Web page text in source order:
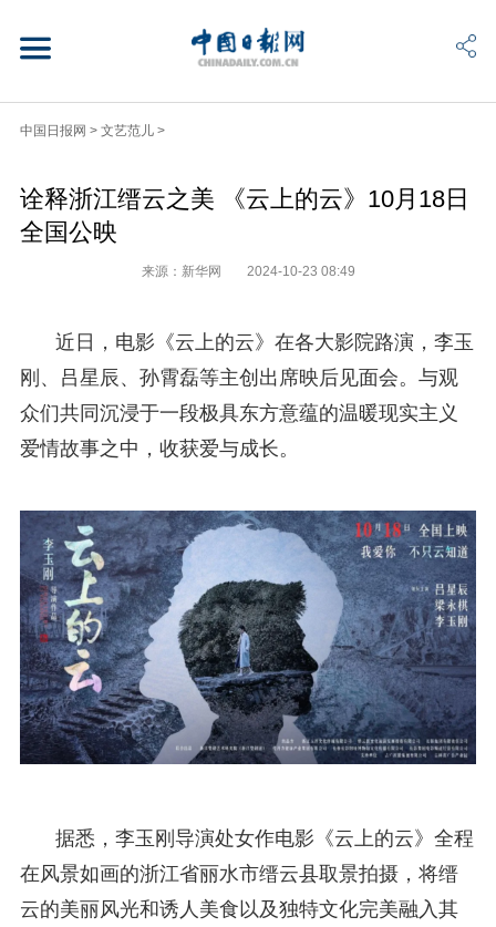
中国日报网 > 文艺范儿>
诠释浙江缙云之美 《云上的云》10月18日
全国公映
来源：新华网 2024-10-23 08:49
近日，电影《云上的云》在各大影院路演，李玉
刚、吕星辰、孙霄磊等主创出席映后见面会。与观
众们共同沉浸于一段极具东方意蕴的温暖现实主义
爱情故事之中，收获爱与成长。
据悉，李玉刚导演处女作电影《云上的云》全程
在风景如画的浙江省丽水市缙云县取景拍摄，将缙
云的美丽风光和诱人美食以及独特文化完美融入其